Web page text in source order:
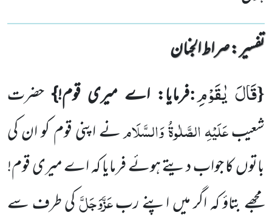
تفسیر : ‎صراط الجنان
{قَالَ یٰقَوْمِ:فرمایا: اے میری قوم!} حضرت
شعیبعَلَیْہِ الصَّلٰوۃُ وَالسَّلَامنے اپنی قوم کو ان کی
باتوں کا جواب دیتے ہوئےفرمایا کہ اے میری قوم!
مجھے بتاؤ کہ اگر میں اپنے ربعَزَّوَجَلَّکی طرف سے